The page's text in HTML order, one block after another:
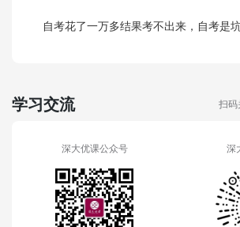
自考花了一万多结果考不出来，自考是
学习交流 扫码
深大优课公众号 深